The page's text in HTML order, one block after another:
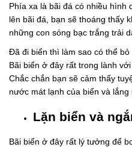
Phía xa là bãi đá có nhiều hình
lên bãi đá, bạn sẽ thoáng thấy
những con sóng bạc trắng trải
Đã đi biển thì làm sao có thể
Bãi biển ở đây rất trong lành
Chắc chắn bạn sẽ cảm thấy
nước mát lạnh của biển và lắng
Lặn biển và
Bãi biển ở đây rất lý tưởng để